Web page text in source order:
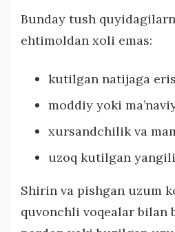
Bunday tush
ehtimoldan xoli emas:
kutilgan natijaga
moddiy yoki
xursandchilik va
uzoq kutilgan
Shirin va pishgan uzum
quvonchli voqealar bilan